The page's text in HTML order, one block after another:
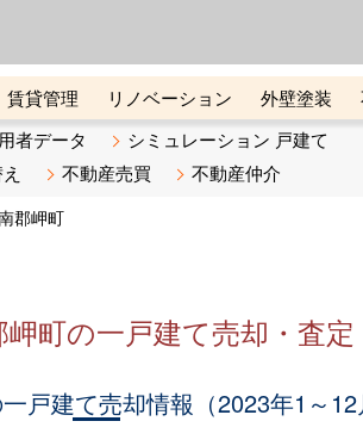
賃貸管理 リノベーション 外壁塗装
ガジンBiz 不動産売却ご相談デスク
者データ
シミュレーション 戸建て
不動産売買 不動産仲介
郡岬町
町の一戸建て売却・査定
戸建て売却情報（2023年1～12